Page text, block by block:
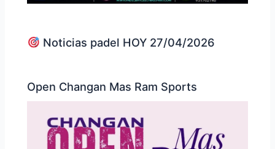
Noticias padel HOY 27/04/2026
Open Changan Mas Ram Sports